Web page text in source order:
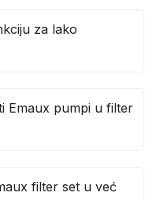
za lako
Emaux pumpi u filter
filter set u već